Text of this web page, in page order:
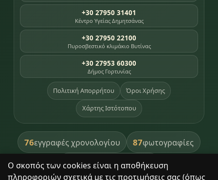
Ο σκοπός των cookies είναι η αποθήκευση
πληροφοριών σχετικά με τις προτιμήσεις σας (όπως
+30 27950 31401
Κέντρο Υγείας Δημητσάνας
+30 27950 22100
Πυροσβεστικό κλιμάκιο Βυτίνας
+30 27953 60300
Δήμος Γορτυνίας
Πολιτική Απορρήτου Όροι Χρήσης
Χάρτης Ιστότοπου
76εγγραφές χρονολογίου 87φωτογραφίες
391βιβλία βιβλιοθήκης